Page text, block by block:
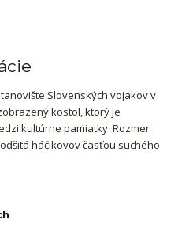
Slovenských vojakov v
kostol, ktorý je
kultúrne pamiatky. Rozmer
háčikovov časťou suchého